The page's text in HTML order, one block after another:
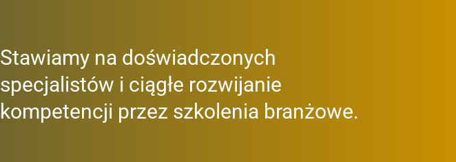
Stawiamy na doświadczonych
specjalistów i ciągłe rozwijanie
kompetencji przez szkolenia branżowe.